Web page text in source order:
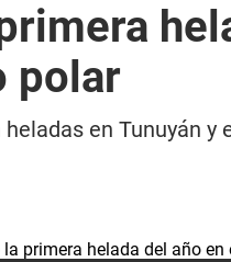
polar
en Tunuyán